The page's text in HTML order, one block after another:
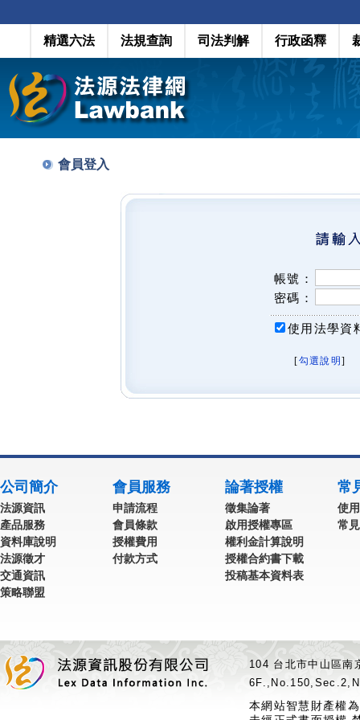
精選六法 法規查詢 司法判解 行政函釋
會員登入
帳號：
密碼：
使用法學資
[勾選說明 ]
公司簡介
法源資訊
產品服務
資料庫說明
法源徵才
交通資訊
策略聯盟
會員服務
申請流程
會員條款
授權費用
付款方式
論著授權
徵集論著
啟用授權專區
權利金計算說明
授權合約書下載
投稿基本資料表
常
使
常
104 台北市中山區
本網站智慧財產權